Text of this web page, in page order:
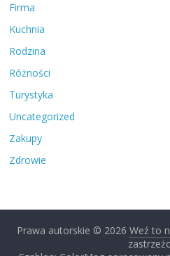
Firma
Kuchnia
Rodzina
Różności
Turystyka
Uncategorized
Zakupy
Zdrowie
Prawa autorskie © 2026Weź to